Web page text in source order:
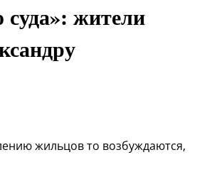
жители
жильцов то возбуждаются,